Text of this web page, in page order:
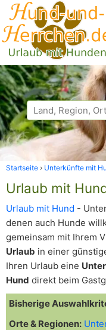
Startseite Unterkünfte mit
Urlaub mit
Urlaub mit Hund -
denen auch Hunde
gemeinsam mit Ihrem
Urlaub in einer
Ihren Urlaub eine
Hund direkt beim
Bisherige
Orte & Regionen: